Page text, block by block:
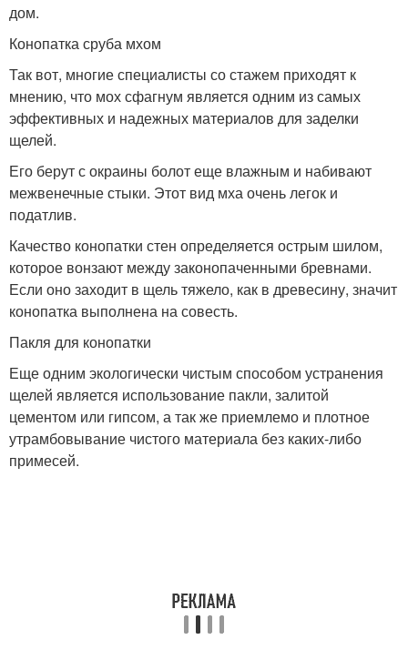
дом.
Конопатка сруба мхом
Так вот, многие специалисты со стажем приходят к
мнению, что мох сфагнум является одним из самых
эффективных и надежных материалов для заделки
щелей.
Его берут с окраины болот еще влажным и набивают
межвенечные стыки. Этот вид мха очень легок и
податлив.
Качество конопатки стен определяется острым шилом,
которое вонзают между законопаченными бревнами.
Если оно заходит в щель тяжело, как в древесину, значит
конопатка выполнена на совесть.
Пакля для конопатки
Еще одним экологически чистым способом устранения
щелей является использование пакли, залитой
цементом или гипсом, а так же приемлемо и плотное
утрамбовывание чистого материала без каких-либо
примесей.